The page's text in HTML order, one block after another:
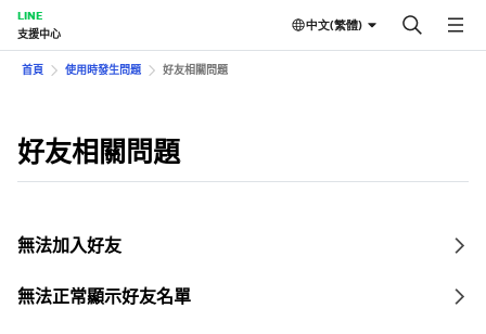
LINE
支援中心
中文(繁體)
首頁 使用時發生問題 好友相關問題
好友相關問題
無法加入好友
無法正常顯示好友名單